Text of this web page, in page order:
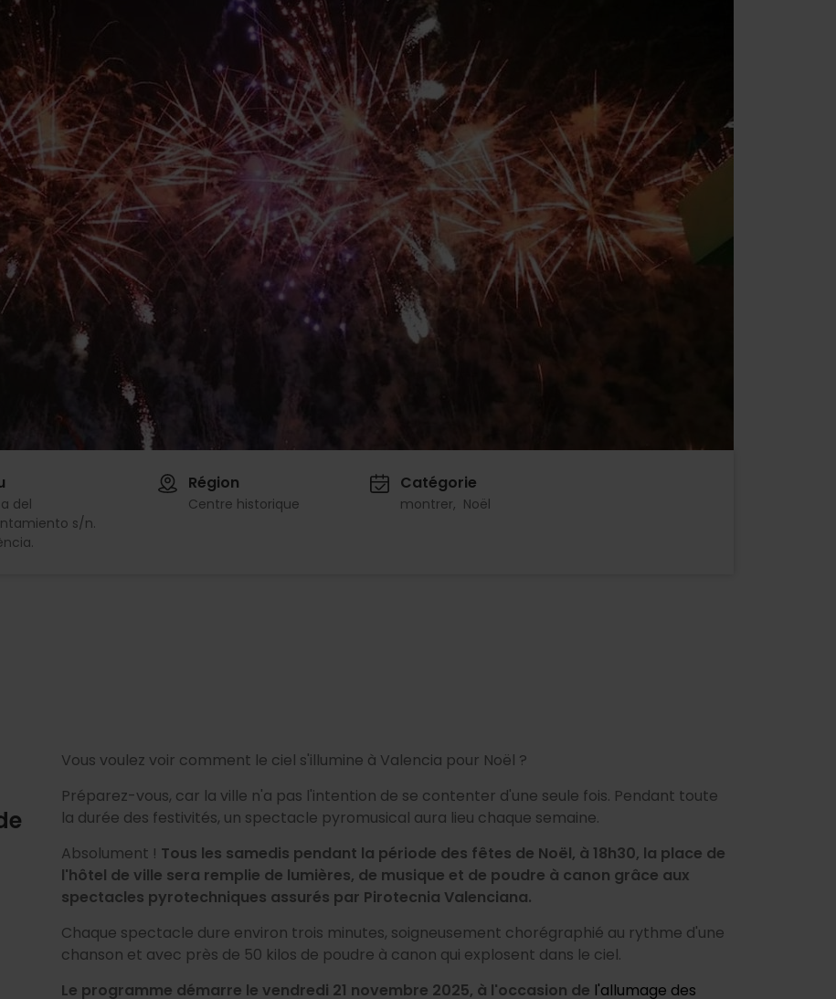
del
s/n.
Région
Centre historique
Catégorie
montrer Noël
Vous voulez voir comment le ciel s'illumine à Valencia pour Noël ?
Préparez-vous, car la ville n'a pas l'intention de se contenter d'une seule fois. Pendant toute
la durée des festivités, un spectacle pyromusical aura lieu chaque semaine.
Absolument ! Tous les samedis pendant la période des fêtes de Noël, à 18h30, la place de
l'hôtel de ville sera remplie de lumières, de musique et de poudre à canon grâce aux
spectacles pyrotechniques assurés par Pirotecnia Valenciana.
Chaque spectacle dure environ trois minutes, soigneusement chorégraphié au rythme d'une
chanson et avec près de 50 kilos de poudre à canon qui explosent dans le ciel.
Le programme démarre le vendredi 21 novembre 2025, à l'occasion de l'allumage des